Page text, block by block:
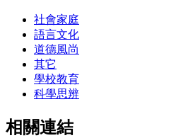
社會家庭
語言文化
道德風尚
其它
學校教育
科學思辨
相關連結